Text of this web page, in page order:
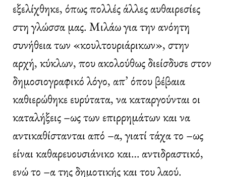
εξελίχθηκε, όπως πολλές άλλες αυθαιρεσίες
στη γλώσσα μας. Μιλάω για την ανόητη
συνήθεια των «κουλτουριάρικων», στην
αρχή, κύκλων, που ακολούθως διείσδυσε στον
δημοσιογραφικό λόγο, απ’ όπου βέβαια
καθιερώθηκε ευρύτατα, να καταργούνται οι
καταλήξεις –ως των επιρρημάτων και να
αντικαθίστανται από –α, γιατί τάχα το –ως
είναι καθαρευουσιάνικο και… αντιδραστικό,
ενώ το –α της δημοτικής και του λαού.